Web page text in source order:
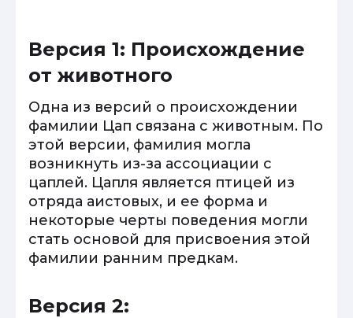
Версия 1: Происхождение
от животного
Одна из версий о происхождении
фамилии Цап связана с животным. По
этой версии, фамилия могла
возникнуть из-за ассоциации с
цаплей. Цапля является птицей из
отряда аистовых, и ее форма и
некоторые черты поведения могли
стать основой для присвоения этой
фамилии ранним предкам.
Версия 2: